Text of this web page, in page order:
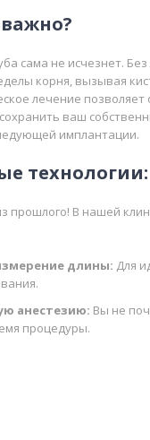
сама не исчезнет.
корня, вызывая
лечение позволяет
ваш
имплантации.
технологии:
прошлого! В нашей
длины: Для
анестезию: Вы не
процедуры.